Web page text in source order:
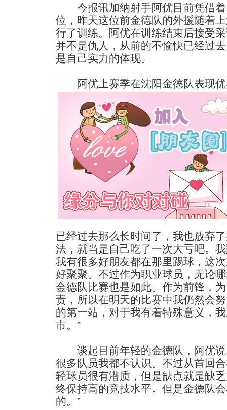
今报讯加纳射手阿优目前凭借着
位，昨天这位前金德队的外援随着
行了训练。阿优在训练结束后接受
并不是仇人，从前的不愉快已经过
是自己实力的体现。
阿优上赛季在沈阳金德队表现优
已经过去那么长时间了，我也放弃
法，就当是自己吃了一次大亏吧。
我有很多好朋友都在那里踢球，这
好聚聚。不过作为职业球员，无论
金德队比赛也是如此。作为前锋，
责，所以在明天的比赛中我仍然会
的第一站，对于我有着特殊意义，
市。”
谈起目前年轻的金德队，阿优说
很多队员我都不认识。不过从首回
轻球员很有潜质，但是缺点就是缺
终保持高的竞技水平。但是金德队
的。”